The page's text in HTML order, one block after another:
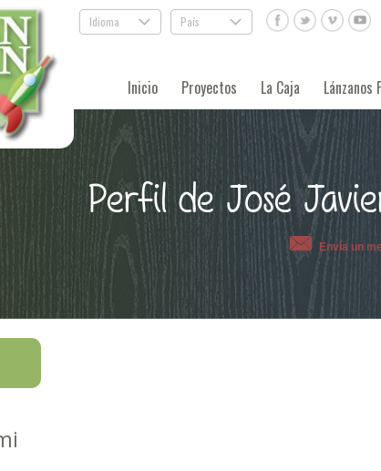
Idioma . País .
Inicio Proyectos La Caja Lánzanos
Perfil de José
Envía un